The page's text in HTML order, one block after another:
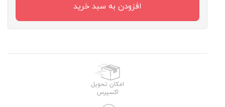
افزودن به سبد خرید
امکان تحویل
اکسپرس